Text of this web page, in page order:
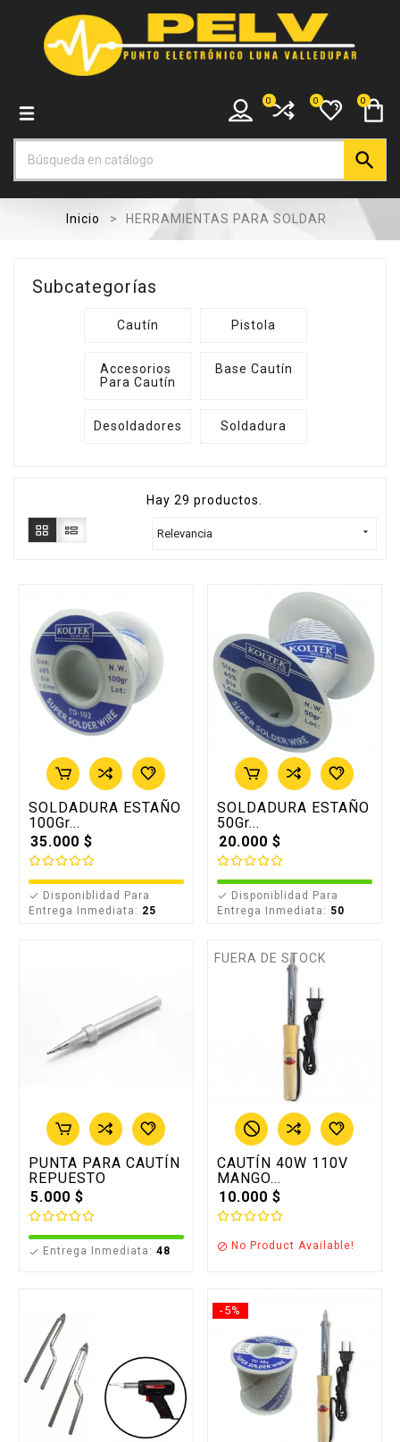
0
0
0

Inicio HERRAMIENTAS PARA SOLDAR
Subcategorías
Cautín Pistola
Accesorios
Para Cautín
Base Cautín
Desoldadores Soldadura
Hay 29 productos.
Relevancia 
SOLDADURA ESTAÑO
100Gr...
35.000 $
 Disponiblidad Para
Entrega Inmediata: 25
SOLDADURA ESTAÑO
50Gr...
20.000 $
 Disponiblidad Para
Entrega Inmediata: 50
PUNTA PARA CAUTÍN
REPUESTO
5.000 $
 Entrega Inmediata: 48
FUERA DE STOCK
CAUTÍN 40W 110V
MANGO...
10.000 $
 No Product Available!
-5%